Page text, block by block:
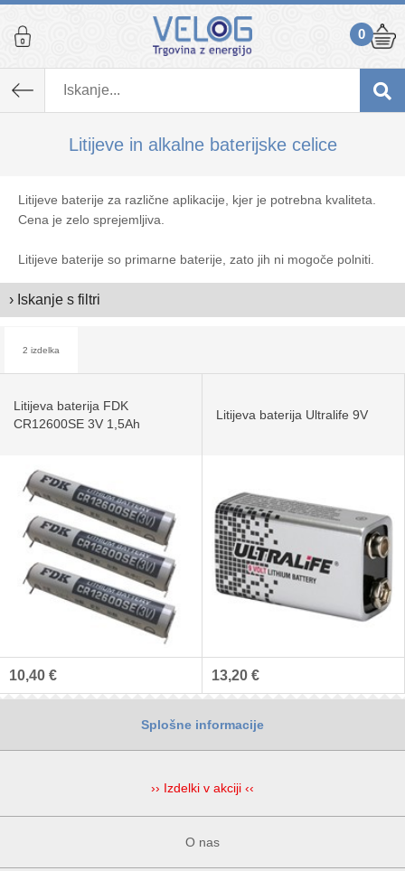
0
Litijeve in alkalne baterijske celice
Litijeve baterije za različne aplikacije, kjer je potrebna kvaliteta.
Cena je zelo sprejemljiva.
Litijeve baterije so primarne baterije, zato jih ni mogoče polniti.
› Iskanje s filtri
2 izdelka
Litijeva baterija FDK
CR12600SE 3V 1,5Ah
10,40 €
Litijeva baterija Ultralife 9V
13,20 €
Splošne informacije
›› Izdelki v akciji ‹‹
O nas